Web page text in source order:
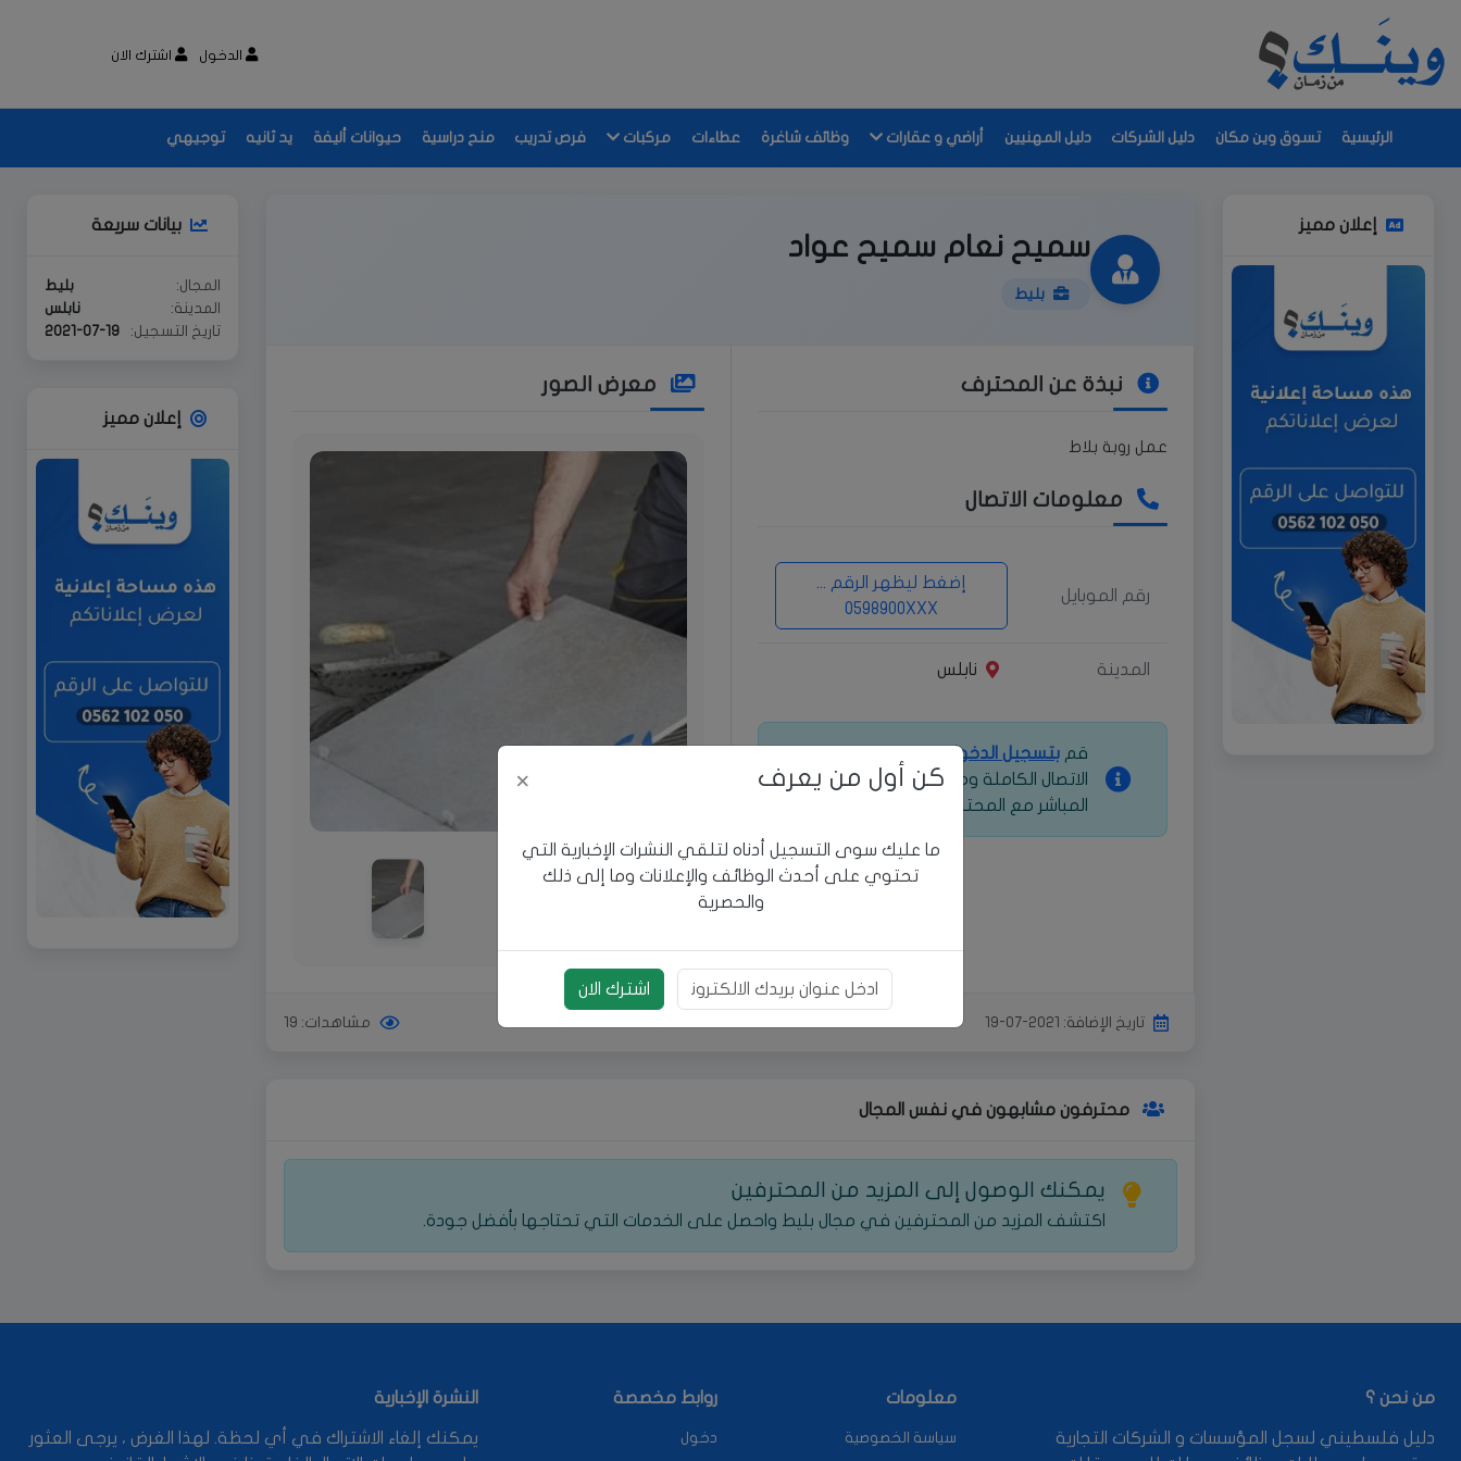
الدخول اشترك الان
الرئيسية تسوق وين مكان دليل الشركات دليل المهنيين أراضي و عقارات وظائف شاغرة عطاءات مركبات فرص تدريب منح دراسية حيوانات أليفة يد ثانيه توجيهي
إعلان مميز
سميح نعام سميح عواد
بليط
نبذة عن المحترف
عمل روبة بلاط
معلومات الاتصال
رقم الموبايل
إضغط ليظهر الرقم ...
0598900XXX
المدينة نابلس
قم بتسجيل الدخول
الاتصال الكاملة ومعرفة طرق التواصل
المباشر مع المحترف.
معرض الصور
تاريخ الإضافة: 2021-07-19 مشاهدات: 19
محترفون مشابهون في نفس المجال
يمكنك الوصول إلى المزيد من المحترفين
اكتشف المزيد من المحترفين في مجال بليط واحصل على الخدمات التي تحتاجها بأفضل جودة.
بيانات سريعة
المجال:
بليط
المدينة:
نابلس
تاريخ التسجيل:
2021-07-19
إعلان مميز
من نحن ؟
دليل فلسطيني لسجل المؤسسات و الشركات التجارية
معلومات
سياسة الخصوصية
روابط مخصصة
دخول
النشرة الإخبارية
يمكنك إلغاء الاشتراك في أي لحظة. لهذا الغرض ، يرجى العثور
كن أول من يعرف ×
ما عليك سوى التسجيل أدناه لتلقي النشرات الإخبارية التي
تحتوي على أحدث الوظائف والإعلانات وما إلى ذلك
والحصرية
بريد الالكتروني اشترك الان